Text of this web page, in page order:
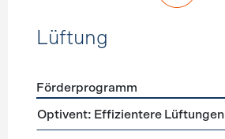
Lüftung
Förderprogramme Lüftung
Förderprogramm
Optivent: Effizientere Lüftungen